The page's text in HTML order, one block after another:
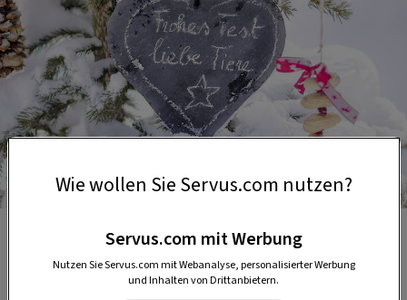
Foto: Peter Podpera
1. Vogelhaus mit Landeplatz
Wie wollen Sie Servus.com nutzen?
Servus.com mit Werbung
Nutzen Sie Servus.com mit Webanalyse, personalisierter Werbung
und Inhalten von Drittanbietern.